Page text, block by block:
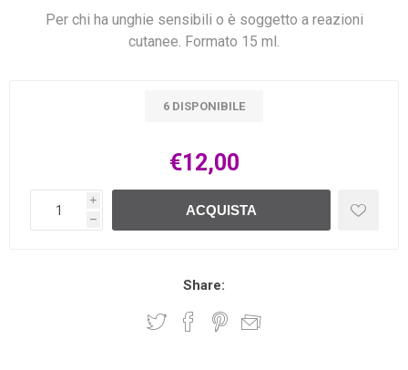
Per chi ha unghie sensibili o è soggetto a reazioni
cutanee. Formato 15 ml.
6 DISPONIBILE
€12,00
i
h
ACQUISTA
Share: